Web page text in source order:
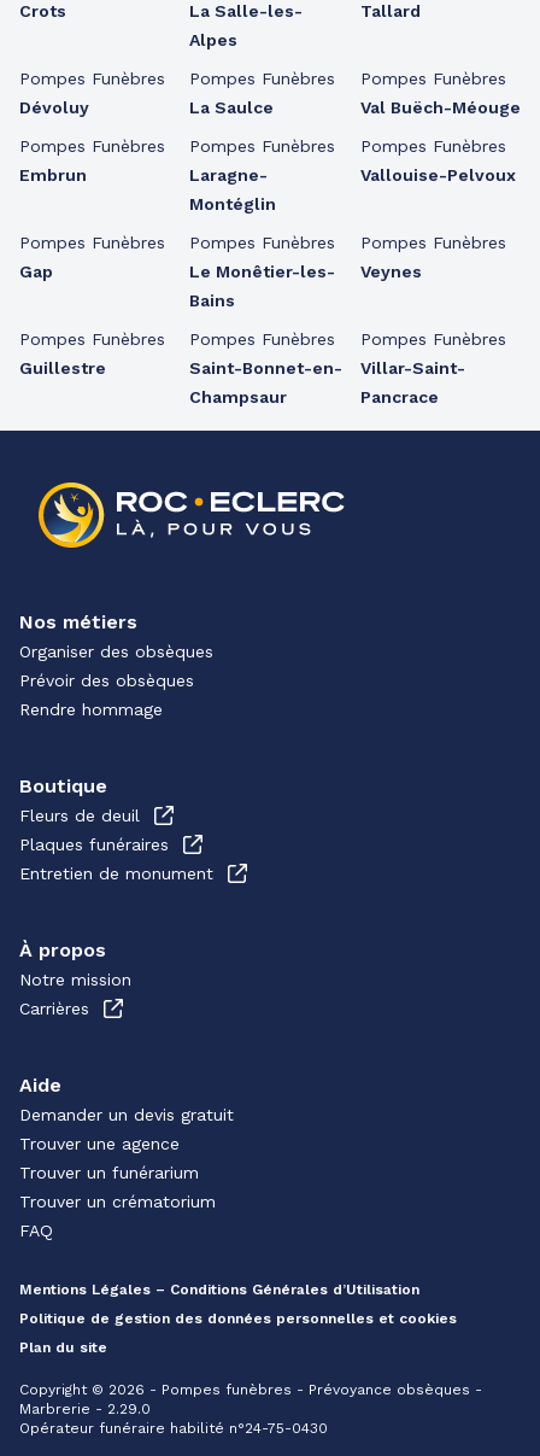
Crots
Pompes Funèbres
Dévoluy
Pompes Funèbres
Embrun
Pompes Funèbres
Gap
Pompes Funèbres
Guillestre
La Salle-les-
Alpes
Pompes Funèbres
La Saulce
Pompes Funèbres
Laragne-
Montéglin
Pompes Funèbres
Le Monêtier-les-
Bains
Pompes Funèbres
Saint-Bonnet-en-
Champsaur
Tallard
Pompes Funèbres
Val Buëch-Méouge
Pompes Funèbres
Vallouise-Pelvoux
Pompes Funèbres
Veynes
Pompes Funèbres
Villar-Saint-
Pancrace
Nos métiers
Organiser des obsèques
Prévoir des obsèques
Rendre hommage
Boutique
Fleurs de deuil
Plaques funéraires
Entretien de monument
À propos
Notre mission
Carrières
Aide
Demander un devis gratuit
Trouver une agence
Trouver un funérarium
Trouver un crématorium
FAQ
Mentions Légales – Conditions Générales d’Utilisation
Politique de gestion des données personnelles et cookies
Plan du site
Copyright © 2026 - Pompes funèbres - Prévoyance obsèques -
Marbrerie - 2.29.0
Opérateur funéraire habilité n°24-75-0430